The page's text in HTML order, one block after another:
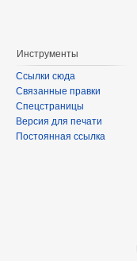
Инструменты
Ссылки сюда
Связанные правки
Спецстраницы
Версия для печати
Постоянная ссылка